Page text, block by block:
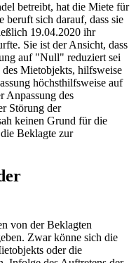
betreibt, hat die Miete für
sich darauf, dass sie
19.04.2020 ihr
Sie ist der Ansicht, dass
auf "Null" reduziert sei
Mietobjekts, hilfsweise
höchsthilfsweise auf
Anpassung des
Störung der
keinen Grund für die
Beklagte zur
von der Beklagten
Zwar könne sich die
oder die